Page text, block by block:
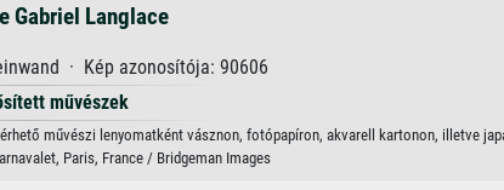
Gabriel Langlace
· Kép azonosítója: 90606
művészek
művészi lenyomatként vásznon, fotópapíron, akvarell kartonon, illetve
Paris, France / Bridgeman Images